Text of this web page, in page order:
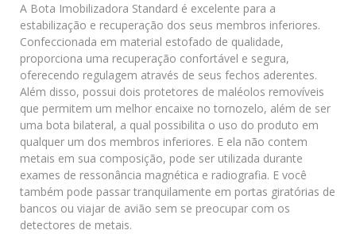
A Bota Imobilizadora Standard é excelente para a
estabilização e recuperação dos seus membros inferiores.
Confeccionada em material estofado de qualidade,
proporciona uma recuperação confortável e segura,
oferecendo regulagem através de seus fechos aderentes.
Além disso, possui dois protetores de maléolos removíveis
que permitem um melhor encaixe no tornozelo, além de ser
uma bota bilateral, a qual possibilita o uso do produto em
qualquer um dos membros inferiores. E ela não contem
metais em sua composição, pode ser utilizada durante
exames de ressonância magnética e radiografia. E você
também pode passar tranquilamente em portas giratórias de
bancos ou viajar de avião sem se preocupar com os
detectores de metais.